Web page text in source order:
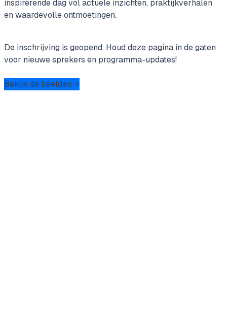
inspirerende dag vol actuele inzichten, praktijkverhalen
en waardevolle ontmoetingen.
De inschrijving is geopend. Houd deze pagina in de gaten
voor nieuwe sprekers en programma-updates!
Bekijk de beelden